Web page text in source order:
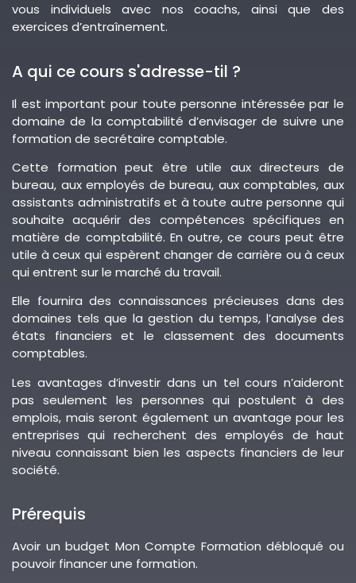
vous individuels avec nos coachs, ainsi que des
exercices d’entraînement.
A qui ce cours s'adresse-til ?
Il est important pour toute personne intéressée par le
domaine de la comptabilité d’envisager de suivre une
formation de secrétaire comptable.
Cette formation peut être utile aux directeurs de
bureau, aux employés de bureau, aux comptables, aux
assistants administratifs et à toute autre personne qui
souhaite acquérir des compétences spécifiques en
matière de comptabilité. En outre, ce cours peut être
utile à ceux qui espèrent changer de carrière ou à ceux
qui entrent sur le marché du travail.
Elle fournira des connaissances précieuses dans des
domaines tels que la gestion du temps, l’analyse des
états financiers et le classement des documents
comptables.
Les avantages d’investir dans un tel cours n’aideront
pas seulement les personnes qui postulent à des
emplois, mais seront également un avantage pour les
entreprises qui recherchent des employés de haut
niveau connaissant bien les aspects financiers de leur
société.
Prérequis
Avoir un budget Mon Compte Formation débloqué ou
pouvoir financer une formation.